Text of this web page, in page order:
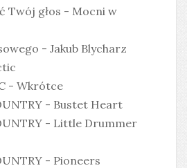
Twój głos - Mocni w
- Jakub Blycharz
- Wkrótce
- Bustet Heart
- Little Drummer
- Pioneers